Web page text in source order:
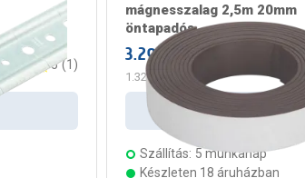
5 (1 )
mágnesszalag 2,5m 20mm
öntapadós
3.299 Ft / darab
1.320 Ft
Kosárba
Szállítás: 5 munkanap
Készleten 18 áruházban